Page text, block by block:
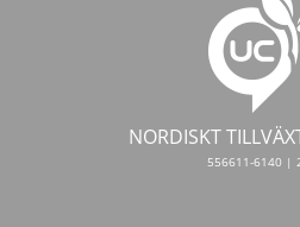
NORDISKT
556611-6140 |